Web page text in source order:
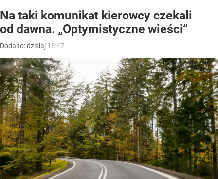
Na taki komunikat kierowcy czekali
od dawna. „Optymistyczne wieści”
Dodano:dzisiaj 18:47